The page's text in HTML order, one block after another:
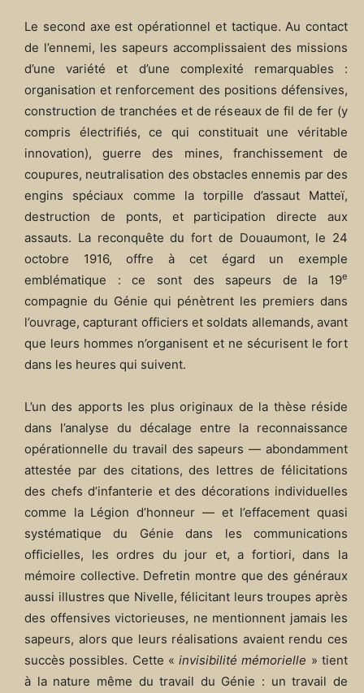
Le second axe est opérationnel et tactique. Au contact
de l’ennemi, les sapeurs accomplissaient des missions
d’une variété et d’une complexité remarquables :
organisation et renforcement des positions défensives,
construction de tranchées et de réseaux de fil de fer (y
compris électrifiés, ce qui constituait une véritable
innovation), guerre des mines, franchissement de
coupures, neutralisation des obstacles ennemis par des
engins spéciaux comme la torpille d’assaut Matteï,
destruction de ponts, et participation directe aux
assauts. La reconquête du fort de Douaumont, le 24
octobre 1916, offre à cet égard un exemple
emblématique : ce sont des sapeurs de la 19e
compagnie du Génie qui pénètrent les premiers dans
l’ouvrage, capturant officiers et soldats allemands, avant
que leurs hommes n’organisent et ne sécurisent le fort
dans les heures qui suivent.
L’un des apports les plus originaux de la thèse réside
dans l’analyse du décalage entre la reconnaissance
opérationnelle du travail des sapeurs — abondamment
attestée par des citations, des lettres de félicitations
des chefs d’infanterie et des décorations individuelles
comme la Légion d’honneur — et l’effacement quasi
systématique du Génie dans les communications
officielles, les ordres du jour et, a fortiori, dans la
mémoire collective. Defretin montre que des généraux
aussi illustres que Nivelle, félicitant leurs troupes après
des offensives victorieuses, ne mentionnent jamais les
sapeurs, alors que leurs réalisations avaient rendu ces
succès possibles. Cette « invisibilité mémorielle » tient
à la nature même du travail du Génie : un travail de